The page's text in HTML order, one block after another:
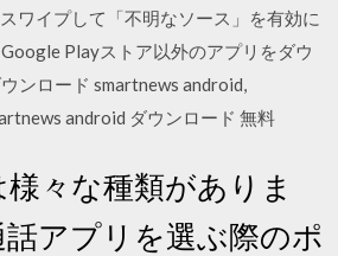
ワイプして「不明なソース」を有効に
Playストア以外のアプリをダウ
ンロード smartnews android,
android ダウンロード 無料
々な種類がありま
アプリを選ぶ際のポ